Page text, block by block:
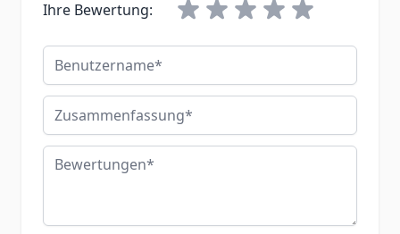
Ihre Bewertung:
Benutzername
Zusammenfassung
Bewertungen